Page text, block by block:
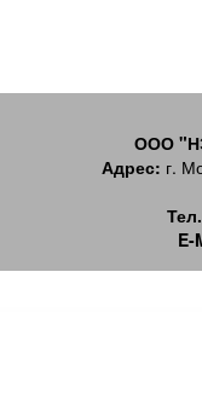
ООО
Адрес: г.
E-